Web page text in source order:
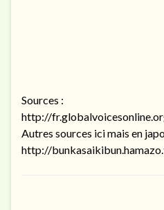
Sources :
http://
Autres sources ici mais en
http://